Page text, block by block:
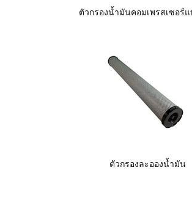
ตัวกรองน้ำมันคอมเพรสเซอร์
ตัวกรองละอองน้ำมัน